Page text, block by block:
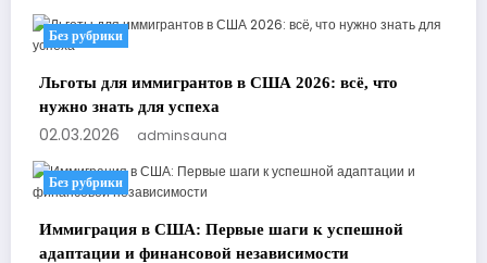
Без рубрики
Льготы для иммигрантов в США 2026: всё, что
нужно знать для успеха
02.03.2026 adminsauna
Без рубрики
Иммиграция в США: Первые шаги к успешной
адаптации и финансовой независимости